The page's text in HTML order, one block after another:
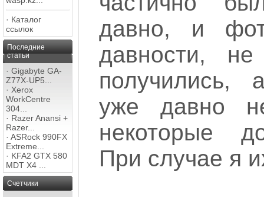
· Каталог
ссылок
Последние
статьи
· Gigabyte GA-
Z77X-UP5...
· Xerox
WorkCentre
304...
· Razer Anansi +
Razer...
· ASRock 990FX
Extreme...
· KFA2 GTX 580
MDT X4 ...
Счетчики
давно, и
давности,
получились,
уже давно
некоторые
При случае я